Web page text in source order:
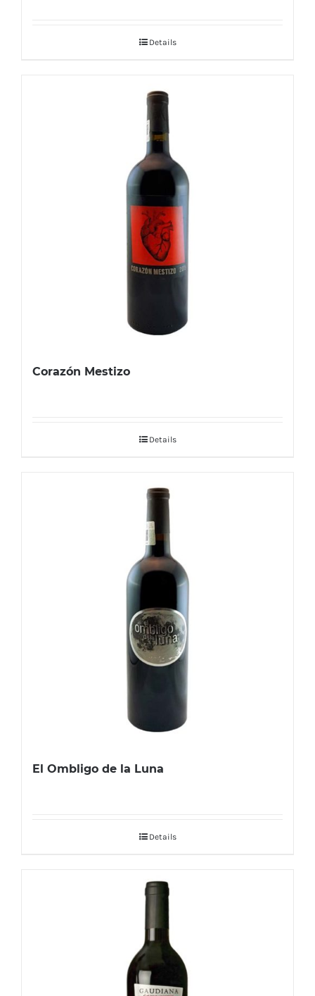
Details
Corazón Mestizo
Details
El Ombligo de la Luna
Details